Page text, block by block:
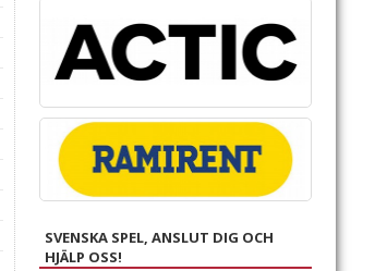
SVENSKA SPEL, ANSLUT DIG OCH
HJÄLP OSS!